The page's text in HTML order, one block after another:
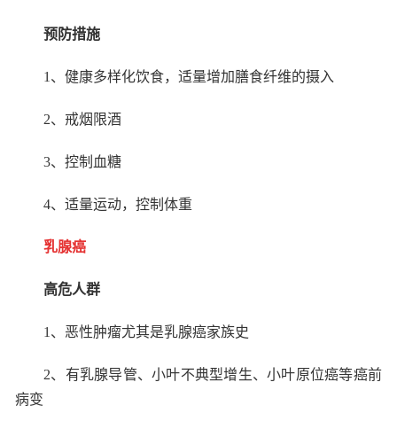
预防措施
1 、健康多样化饮食，适量增加膳食纤维的摄入
2、戒烟限酒
3、控制血糖
4、适量运动，控制体重
乳腺癌
高危人群
1 、恶性肿瘤尤其是乳腺癌家族史
2、有乳腺导管、小叶不典型增生、小叶原位癌等癌前
病变